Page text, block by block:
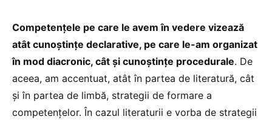
Competențele pe care le avem în vedere vizează
atât cunoștințe declarative, pe care le-am organizat
în mod diacronic, cât și cunoștințe procedurale. De
aceea, am accentuat, atât în partea de literatură, cât
și în partea de limbă, strategii de formare a
competențelor. În cazul literaturii e vorba de strategii